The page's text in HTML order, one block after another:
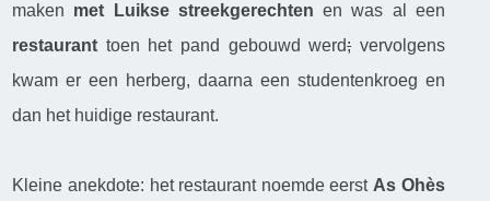
maken met Luikse streekgerechten en was al een
restaurant toen het pand gebouwd werd;vervolgens
kwam er een herberg, daarna een studentenkroeg en
dan het huidige restaurant.
Kleine anekdote: het restaurant noemde eerst As Ohès